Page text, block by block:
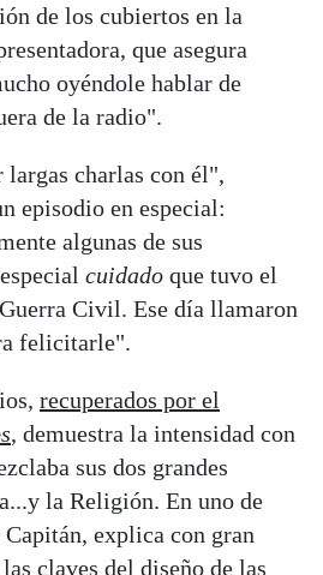
de los cubiertos en la
que asegura
oyéndole hablar de
de la radio".
largas charlas con él",
episodio en especial:
algunas de sus
cuidado que tuvo el
Civil. Ese día llamaron
felicitarle".
recuperados por el
, demuestra la intensidad con
sus dos grandes
la Religión. En uno de
explica con gran
claves del diseño de las